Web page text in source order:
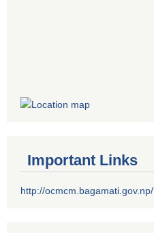
Important Links
http://ocmcm.bagamati.gov.np/